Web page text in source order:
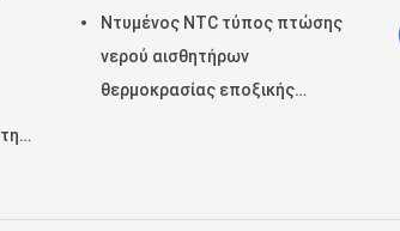
κατασκευαστή καφέ/το
πλυντήριο
Ντυμένος NTC τύπος πτώσης
νερού αισθητήρων
θερμοκρασίας εποξικής